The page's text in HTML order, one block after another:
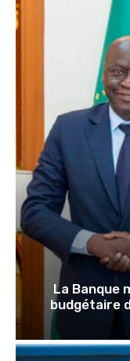
La Banque
budgétaire